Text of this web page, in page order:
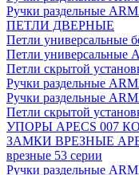
Ручки раздельные
ПЕТЛИ ДВЕРНЫЕ
Петли универсальные
Петли универсальные
Петли скрытой
Ручки раздельные
Ручки раздельные
Петли скрытой
УПОРЫ APECS 007
ЗАМКИ ВРЕЗНЫЕ
врезные 53 серии
Ручки раздельные